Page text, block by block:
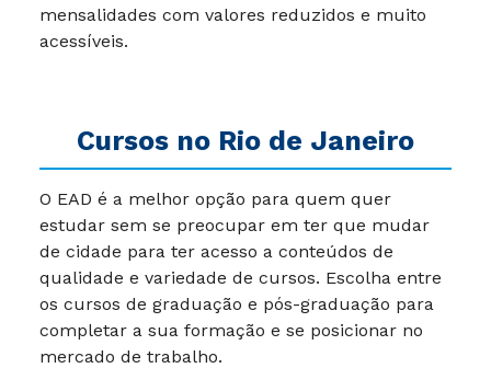
mensalidades com valores reduzidos e muito
acessíveis.
Cursos no Rio de Janeiro
O EAD é a melhor opção para quem quer
estudar sem se preocupar em ter que mudar
de cidade para ter acesso a conteúdos de
qualidade e variedade de cursos. Escolha entre
os cursos de graduação e pós-graduação para
completar a sua formação e se posicionar no
mercado de trabalho.